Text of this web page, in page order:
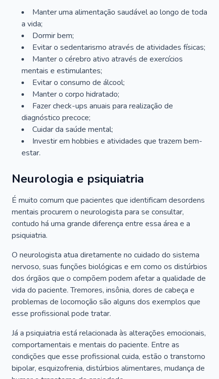
Manter uma alimentação saudável ao longo de toda
a vida;
Dormir bem;
Evitar o sedentarismo através de atividades físicas;
Manter o cérebro ativo através de exercícios
mentais e estimulantes;
Evitar o consumo de álcool;
Manter o corpo hidratado;
Fazer check-ups anuais para realização de
diagnóstico precoce;
Cuidar da saúde mental;
Investir em hobbies e atividades que trazem bem-
estar.
Neurologia e psiquiatria
É muito comum que pacientes que identificam desordens
mentais procurem o neurologista para se consultar,
contudo há uma grande diferença entre essa área e a
psiquiatria.
O neurologista atua diretamente no cuidado do sistema
nervoso, suas funções biológicas e em como os distúrbios
dos órgãos que o compõem podem afetar a qualidade de
vida do paciente. Tremores, insônia, dores de cabeça e
problemas de locomoção são alguns dos exemplos que
esse profissional pode tratar.
Já a psiquiatria está relacionada às alterações emocionais,
comportamentais e mentais do paciente. Entre as
condições que esse profissional cuida, estão o transtorno
bipolar, esquizofrenia, distúrbios alimentares, mudança de